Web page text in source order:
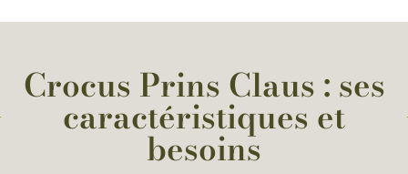
Crocus Prins Claus : ses
caractéristiques et
besoins